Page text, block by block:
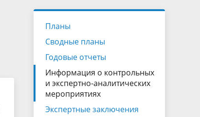
Контакты
экспертно-аналитических
мероприятиях
Экспертно-консультативный совет
Законотворчество
о результатах рассмотрения
обращений и принятых мерах
Планы
Сводные планы
Годовые отчеты
Информация о контрольных
и экспертно-аналитических
мероприятиях
Экспертные заключения